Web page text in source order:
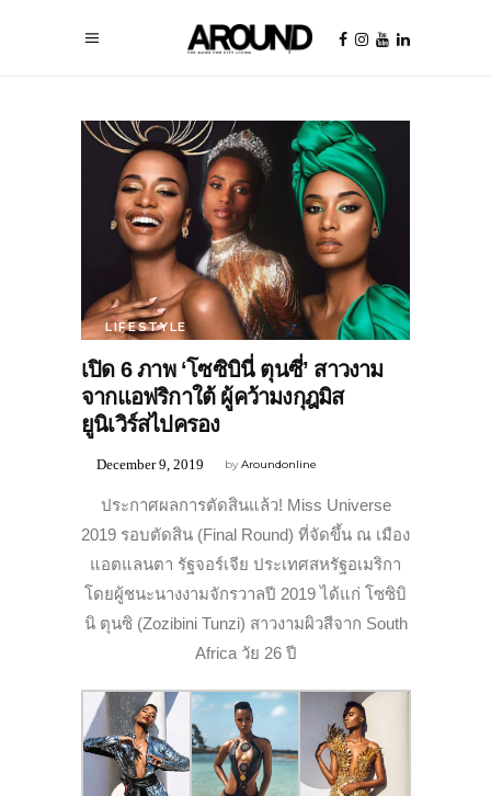
LIFESTYLE
เปิด 6 ภาพ ‘โซซิบินี่ ตุนซี่’ สาวงาม
จากแอฟริกาใต้ ผู้คว้ามงกุฎมิส
ยูนิเวิร์สไปครอง
byAroundonline
December 9, 2019
ประกาศผลการตัดสินแล้ว! Miss Universe
2019 รอบตัดสิน (Final Round) ที่จัดขึ้น ณ เมือง
แอตแลนตา รัฐจอร์เจีย ประเทศสหรัฐอเมริกา
โดยผู้ชนะนางงามจักรวาลปี 2019 ได้แก่ โซซิบิ
นิ ตุนซิ (Zozibini Tunzi) สาวงามผิวสีจาก South
Africa วัย 26 ปี